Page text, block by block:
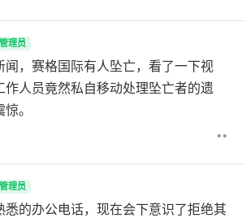
管理员
闻，赛格国际有人坠亡，看了一下视
作人员竟然私自移动处理坠亡者的遗
。
••
管理员
悉的办公电话，现在会下意识了拒绝其